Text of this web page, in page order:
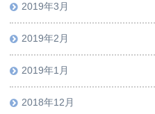
2019年3月
2019年2月
2019年1月
2018年12月